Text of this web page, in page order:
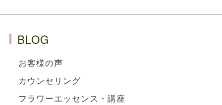
BLOG
お客様の声
カウンセリング
フラワーエッセンス・講座